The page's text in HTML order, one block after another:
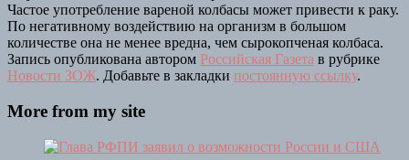
Частое употребление вареной колбасы может привести к раку.
По негативному воздействию на организм в большом
количестве она не менее вредна, чем сырокопченая колбаса.
Запись опубликована автором Российская Газета в рубрике
Новости ЗОЖ. Добавьте в закладки постоянную ссылку.
More from my site